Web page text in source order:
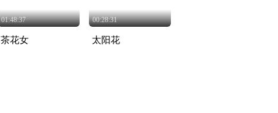
01:48:37
茶花女
00:28:31
太阳花